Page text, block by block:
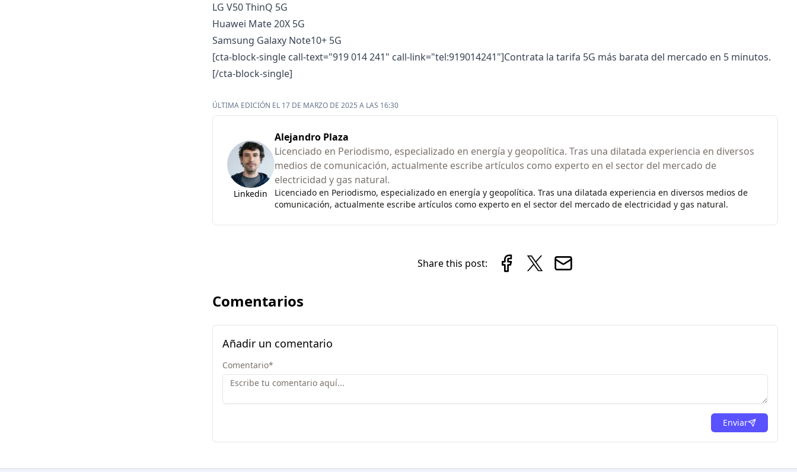
LG V50 ThinQ 5G
Huawei Mate 20X 5G
Samsung Galaxy Note10+ 5G
[cta-block-single call-text="919 014 241" call-link="tel:919014241"]Contrata la tarifa 5G más barata del mercado en 5 minutos.
[/cta-block-single]
ÚLTIMA EDICIÓN EL 17 DE MARZO DE 2025 A LAS 16:30
Linkedin
Alejandro Plaza
Licenciado en Periodismo, especializado en energía y geopolítica. Tras una dilatada experiencia en diversos
medios de comunicación, actualmente escribe artículos como experto en el sector del mercado de
electricidad y gas natural.
Licenciado en Periodismo, especializado en energía y geopolítica. Tras una dilatada experiencia en diversos medios de
comunicación, actualmente escribe artículos como experto en el sector del mercado de electricidad y gas natural.
Share this post:
Comentarios
Añadir un comentario
Comentario*
Enviar